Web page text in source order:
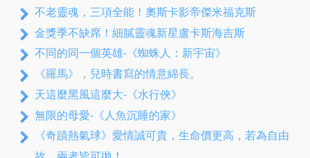
不老靈魂，三項全能！奧斯卡影帝傑米福克斯
金獎季不缺席！細膩靈魂新星盧卡斯海吉斯
不同的同一個英雄-《蜘蛛人：新宇宙》
《羅馬》，兒時書寫的情意綿長。
天這麼黑風這麼大-《水行俠》
無限的母愛-《人魚沉睡的家》
《奇蹟熱氣球》愛情誠可貴，生命價更高，若為自由